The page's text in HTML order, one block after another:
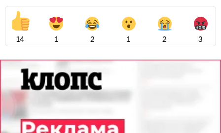
14 1 2 1 2 3